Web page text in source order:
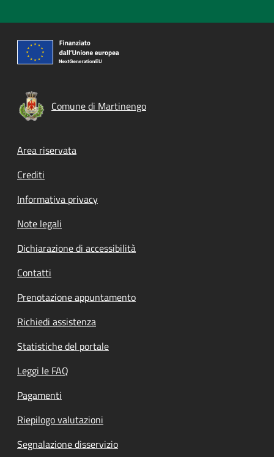
Comune di Martinengo
Footer menu
Area riservata
Crediti
Informativa privacy
Note legali
Dichiarazione di accessibilità
Contatti
Prenotazione appuntamento
Richiedi assistenza
Statistiche del portale
Leggi le FAQ
Pagamenti
Riepilogo valutazioni
Segnalazione disservizio